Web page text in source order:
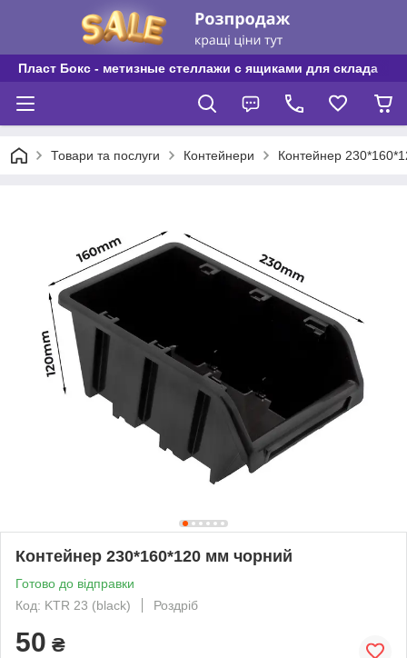
Пласт Бокс - метизные стеллажи с ящиками для склада
Товари та послуги Контейнери Контейнер
Контейнер 230*160*120 мм чорний
Готово до відправки
Код: KTR 23 (black)
Роздріб
50 ₴